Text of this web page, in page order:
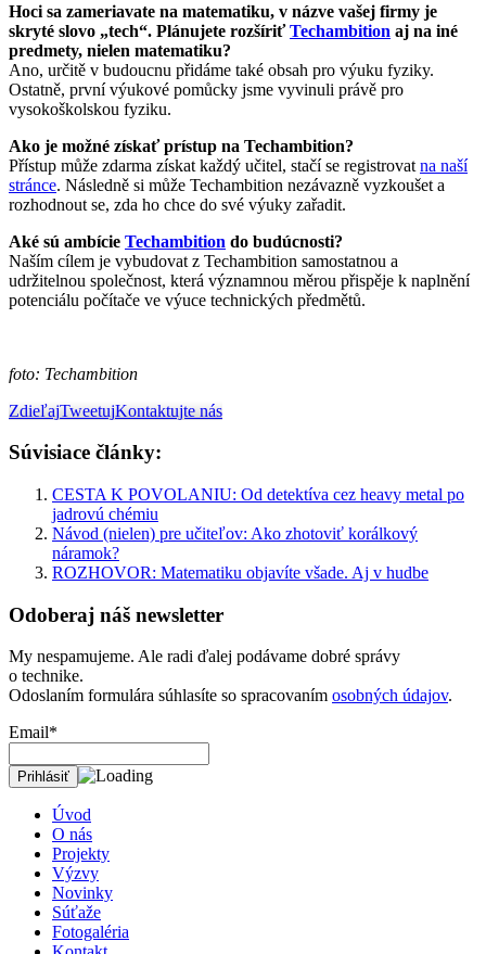
Hoci sa zameriavate na matematiku, v názve vašej firmy je
skryté slovo „tech“. Plánujete rozšíriťTechambition aj na iné
predmety, nielen matematiku?
Ano, určitě v budoucnu přidáme také obsah pro výuku fyziky.
Ostatně, první výukové pomůcky jsme vyvinuli právě pro
vysokoškolskou fyziku.
Ako je možné získať prístup na Techambition?
Přístup může zdarma získat každý učitel, stačí se registrovat na naší
stránce. Následně si může Techambition nezávazně vyzkoušet a
rozhodnout se, zda ho chce do své výuky zařadit.
Aké sú ambície Techambition do budúcnosti?
Naším cílem je vybudovat z Techambition samostatnou a
udržitelnou společnost, která významnou měrou přispěje k naplnění
potenciálu počítače ve výuce technických předmětů.
foto: Techambition
ZdieľajTweetujKontaktujte nás
Súvisiace články:
CESTA K POVOLANIU: Od detektíva cez heavy metal po
jadrovú chémiu
Návod (nielen) pre učiteľov: Ako zhotoviť korálkový
náramok?
ROZHOVOR: Matematiku objavíte všade. Aj v hudbe
Odoberaj náš newsletter
My nespamujeme. Ale radi ďalej podávame dobré správy
o technike.
Odoslaním formulára súhlasíte so spracovaním osobných údajov.
Email*
Úvod
O nás
Projekty
Výzvy
Novinky
Súťaže
Fotogaléria